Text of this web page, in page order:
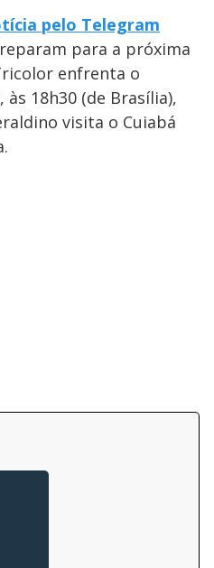
pelo Telegram
para a próxima
enfrenta o
18h30 (de Brasília),
visita o Cuiabá